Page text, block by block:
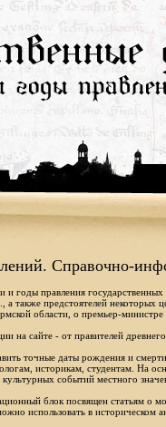
Справочно-
годы правления
а также предстоятелей некоторых
области, о премьер-
на сайте - от правителей
точные даты рождения и
историкам, студентам. На
событий местного
блок посвящен статьям о
использовать в историческом